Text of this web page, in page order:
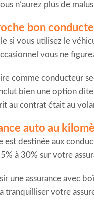
n’aurez plus de
bon
si vous utilisez le
vous ne
comme conducteur
bien une option
au contrat était au
auto au
est destinée aux
à 30% sur votre
une assurance avec
votre